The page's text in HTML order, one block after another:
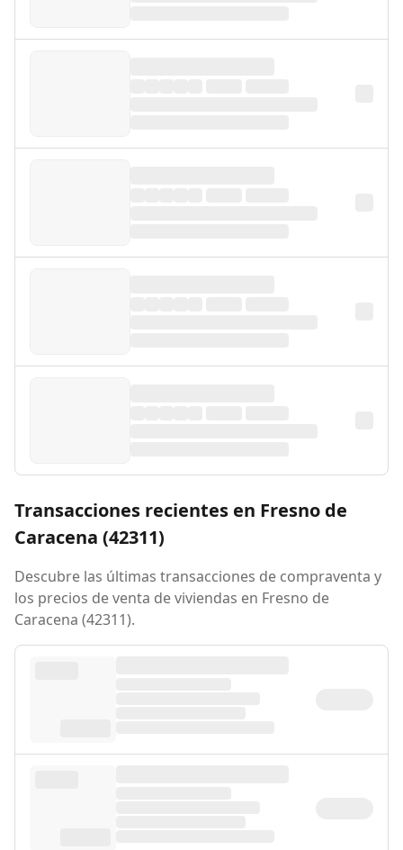
Transacciones recientes en Fresno de
Caracena (42311)
Descubre las últimas transacciones de compraventa y
los precios de venta de viviendas en Fresno de
Caracena (42311).